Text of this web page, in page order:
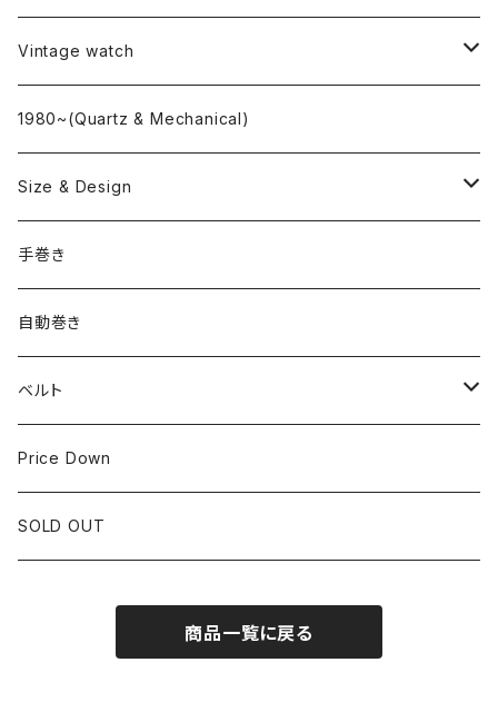
L o'clock
"delve"
Vintage watch
海外ブランド
OMEGA
ROLEX
国産ブランド
SEIKO
CITIZEN
1980~(Quartz & Mechanical)
Size & Design
~24.9mm
25mm~29.9mm
30mm~34.9mm
35mm~39.9mm
40mm~
手巻き
自動巻き
ベルト
HIRSCHベルト
SSブレスレット
Price Down
SOLD OUT
商品一覧に戻る